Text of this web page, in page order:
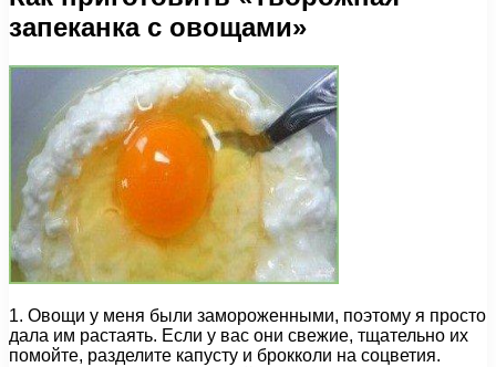
запеканка с овощами»
1. Овощи у меня были замороженными, поэтому я просто
дала им растаять. Если у вас они свежие, тщательно их
помойте, разделите капусту и брокколи на соцветия.